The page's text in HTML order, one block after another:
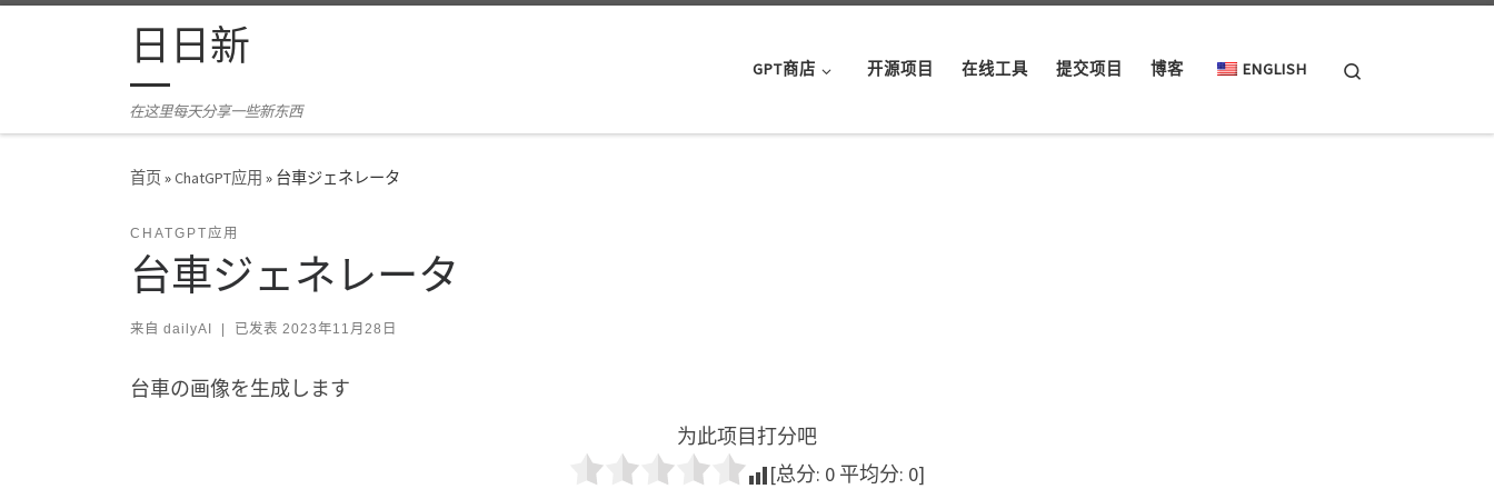
Skip to content日日新
在这里每天分享一些新东西
GPT商店 开源项目 在线工具 提交项目 博客 ENGLISH
首页»ChatGPT应用 » 台車ジェネレータ
CHATGPT应用
台車ジェネレータ
来自 dailyAI 已发表 2023年11月28日
台車の画像を生成します
为此项目打分吧
[总分: 0 平均分: 0]